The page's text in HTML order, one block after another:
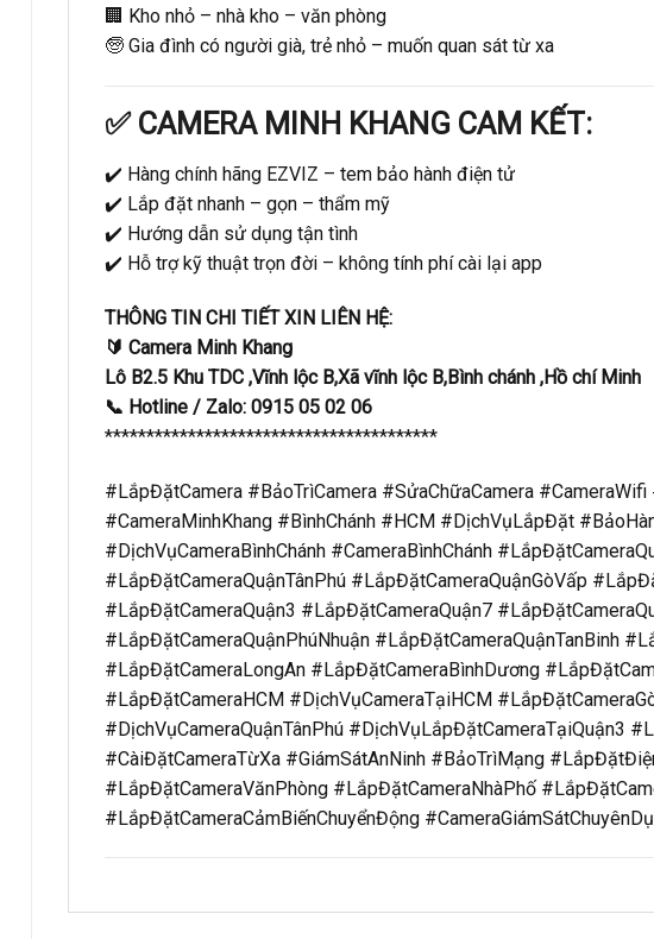
🏢 Kho nhỏ – nhà kho – văn phòng
🧓 Gia đình có người già, trẻ nhỏ – muốn quan sát từ xa
✅ CAMERA MINH KHANG CAM KẾT:
✔️ Hàng chính hãng EZVIZ – tem bảo hành điện tử
✔️ Lắp đặt nhanh – gọn – thẩm mỹ
✔️ Hướng dẫn sử dụng tận tình
✔️ Hỗ trợ kỹ thuật trọn đời – không tính phí cài lại app
THÔNG TIN CHI TIẾT XIN LIÊN HỆ:
🔰 Camera Minh Khang
Lô B2.5 Khu TDC ,Vĩnh lộc B,Xã vĩnh lộc B,Bình chánh ,Hồ chí Minh
📞 Hotline / Zalo: 0915 05 02 06
****************************************
#LắpĐặtCamera #BảoTrìCamera #SửaChữaCamera
#CameraMinhKhang #BìnhChánh #HCM #DịchVụLắpĐặt
#DịchVụCameraBìnhChánh #CameraBìnhChánh
#LắpĐặtCameraQuậnTânPhú #LắpĐặtCameraQuậnGòVấp
#LắpĐặtCameraQuận3 #LắpĐặtCameraQuận7
#LắpĐặtCameraQuậnPhúNhuận #LắpĐặtCameraQuậnTanBinh
#LắpĐặtCameraLongAn #LắpĐặtCameraBìnhDương
#LắpĐặtCameraHCM #DịchVụCameraTạiHCM
#DịchVụCameraQuậnTânPhú #DịchVụLắpĐặtCameraTạiQuận3
#CàiĐặtCameraTừXa #GiámSátAnNinh #BảoTrìMạng
#LắpĐặtCameraVănPhòng #LắpĐặtCameraNhàPhố
#LắpĐặtCameraCảmBiếnChuyểnĐộng